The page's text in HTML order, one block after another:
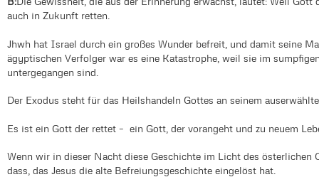
auch in Zukunft retten.
Jhwh hat Israel durch ein großes Wunder befreit, und damit seine
ägyptischen Verfolger war es eine Katastrophe, weil sie im
untergegangen sind.
Der Exodus steht für das Heilshandeln Gottes an seinem
Es ist ein Gott der rettet – ein Gott, der vorangeht und zu neuem
Wenn wir in dieser Nacht diese Geschichte im Licht des österlichen
dass, das Jesus die alte Befreiungsgeschichte eingelöst hat.